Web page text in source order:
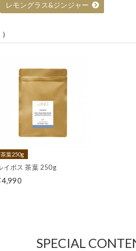
レモングラス&ジンジャー
茶葉250g
イボス 茶葉 250g
SPECIAL